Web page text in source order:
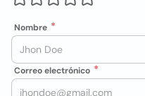
Nombre
Correo electrónico